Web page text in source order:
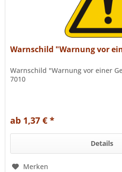
Warnschild "Warnung vor
Warnschild "Warnung vor einer
7010
ab 1,37 € *
Details
Merken